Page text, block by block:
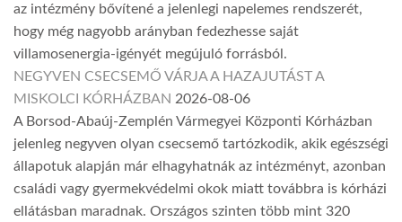
az intézmény bővítené a jelenlegi napelemes rendszerét,
hogy még nagyobb arányban fedezhesse saját
villamosenergia-igényét megújuló forrásból.
NEGYVEN CSECSEMŐ VÁRJA A HAZAJUTÁST A
MISKOLCI KÓRHÁZBAN 2026-08-06
A Borsod-Abaúj-Zemplén Vármegyei Központi Kórházban
jelenleg negyven olyan csecsemő tartózkodik, akik egészségi
állapotuk alapján már elhagyhatnák az intézményt, azonban
családi vagy gyermekvédelmi okok miatt továbbra is kórházi
ellátásban maradnak. Országos szinten több mint 320